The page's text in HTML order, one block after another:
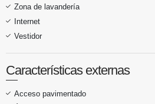
Zona de lavandería
Internet
Vestidor
Características externas
Acceso pavimentado